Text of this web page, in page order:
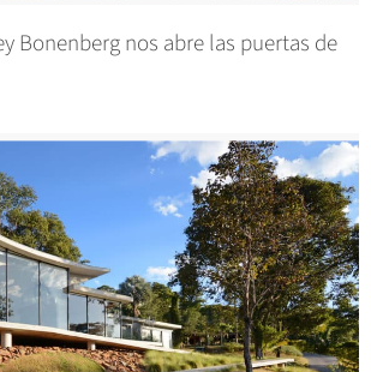
Bonenberg nos abre las puertas de